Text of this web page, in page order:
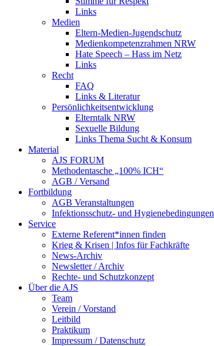
Links
Medien
Eltern-Medien-Jugendschutz
Medienkompetenzrahmen NRW
Hate Speech – Hass im Netz
Links
Recht
FAQ
Links & Literatur
Persönlichkeitsentwicklung
Elterntalk NRW
Sexuelle Bildung
Links Thema Sucht & Konsum
Material
AJS FORUM
Methodentasche „100% ICH“
AGB / Versand
Fortbildung
AGB Veranstaltungen
Infektionsschutz- und Hygienebedingungen
Service
Externe Referent*innen finden
Krieg & Krisen | Infos für Fachkräfte
News-Archiv
Newsletter / Archiv
Rechte- und Schutzkonzept
Über die AJS
Team
Verein / Vorstand
Leitbild
Praktikum
Impressum / Datenschutz